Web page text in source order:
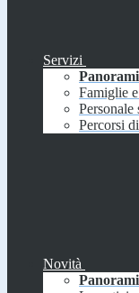
Servizi
Famiglie
Personale
Percorsi
Novità